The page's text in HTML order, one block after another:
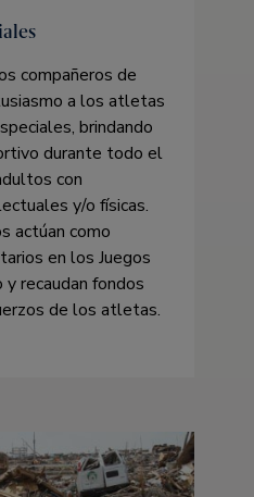
compañeros de
a los atletas
brindando
durante todo el
con
y/o físicas.
actúan como
en los Juegos
y recaudan fondos
de los atletas.